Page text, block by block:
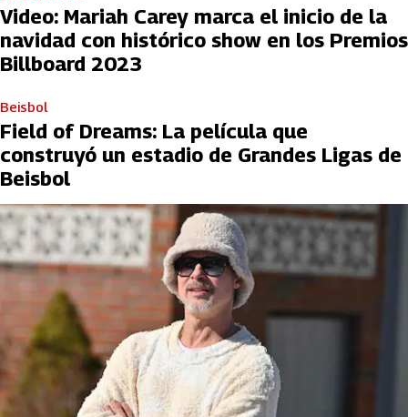
Video: Mariah Carey marca el inicio de la
navidad con histórico show en los Premios
Billboard 2023
Beisbol
Field of Dreams: La película que
construyó un estadio de Grandes Ligas de
Beisbol